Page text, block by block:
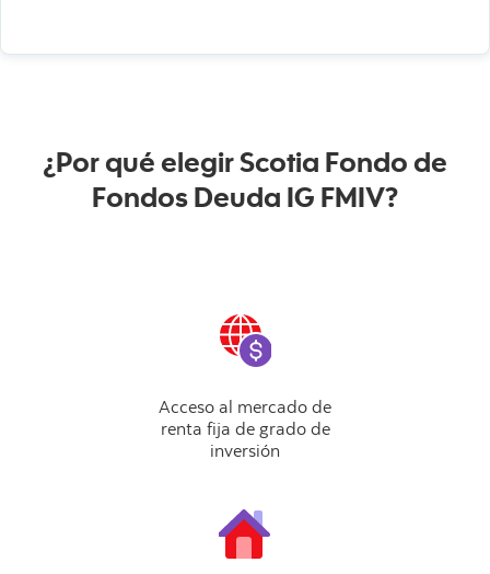
¿Por qué elegir Scotia Fondo de
Fondos Deuda IG FMIV?
Acceso al mercado de
renta fija de grado de
inversión